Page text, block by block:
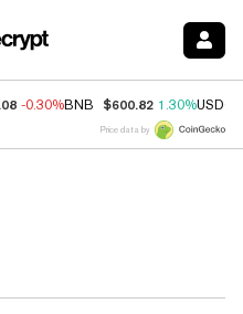
-0.30%BNB $600.82 1.30%USDC
Price data by